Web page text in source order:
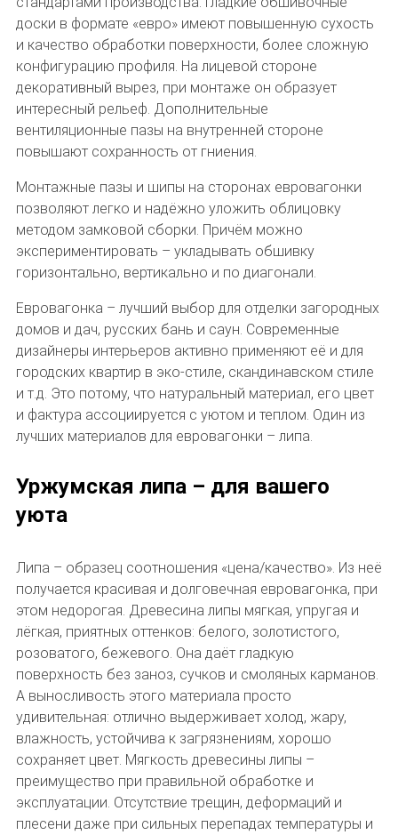
доски в формате «евро» имеют повышенную сухость
и качество обработки поверхности, более сложную
конфигурацию профиля. На лицевой стороне
декоративный вырез, при монтаже он образует
интересный рельеф. Дополнительные
вентиляционные пазы на внутренней стороне
повышают сохранность от гниения.
Монтажные пазы и шипы на сторонах евровагонки
позволяют легко и надёжно уложить облицовку
методом замковой сборки. Причём можно
экспериментировать – укладывать обшивку
горизонтально, вертикально и по диагонали.
Евровагонка – лучший выбор для отделки загородных
домов и дач, русских бань и саун. Современные
дизайнеры интерьеров активно применяют её и для
городских квартир в эко-стиле, скандинавском стиле
и т.д. Это потому, что натуральный материал, его цвет
и фактура ассоциируется с уютом и теплом. Один из
лучших материалов для евровагонки – липа.
Уржумская липа – для вашего
уюта
Липа – образец соотношения «цена/качество». Из неё
получается красивая и долговечная евровагонка, при
этом недорогая. Древесина липы мягкая, упругая и
лёгкая, приятных оттенков: белого, золотистого,
розоватого, бежевого. Она даёт гладкую
поверхность без заноз, сучков и смоляных карманов.
А выносливость этого материала просто
удивительная: отлично выдерживает холод, жару,
влажность, устойчива к загрязнениям, хорошо
сохраняет цвет. Мягкость древесины липы –
преимущество при правильной обработке и
эксплуатации. Отсутствие трещин, деформаций и
плесени даже при сильных перепадах температуры и